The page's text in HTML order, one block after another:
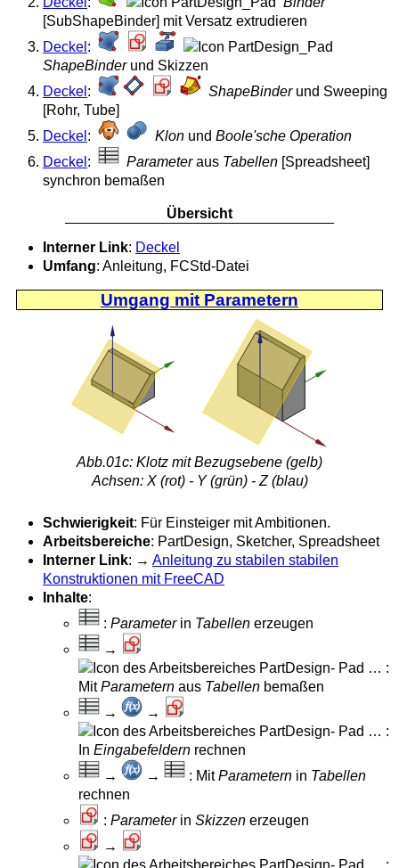
[SubShapeBinder] mit Versatz extrudieren
Deckel :
ShapeBinderund Skizzen
Deckel : ShapeBinderund Sweeping
[Rohr, Tube]
Deckel : Klon und Boole'sche Operation
Deckel : Parameteraus Tabellen [Spreadsheet]
synchron bemaßen
Übersicht
Interner Link: Deckel
Umfang: Anleitung, FCStd-Datei
Umgang mit Parametern
Abb.01c: Klotz mit Bezugsebene (gelb)
Achsen: X (rot) - Y (grün) - Z (blau)
Schwierigkeit: Für Einsteiger mit Ambitionen.
Arbeitsbereiche: PartDesign, Sketcher, Spreadsheet
Interner Link: → Anleitung zu stabilen stabilen
Konstruktionen mit FreeCAD
Inhalte:
: Parameterin Tabellen erzeugen
→
… :
MitParametern aus Tabellen bemaßen
→
→
… :
In Eingabefeldern rechnen
→
→ : MitParametern in Tabellen
rechnen
: Parameterin Skizzen erzeugen
→
… :